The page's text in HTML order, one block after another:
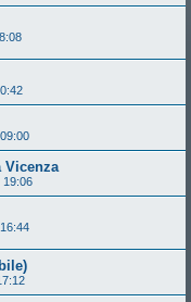
Vicenza
19:06